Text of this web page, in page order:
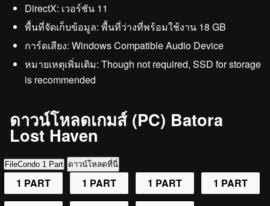
DirectX: เวอร์ชัน 11
พื้นที่จัดเก็บข้อมูล: พื้นที่ว่างที่พร้อมใช้งาน 18 GB
การ์ดเสียง: Windows Compatible Audio Device
หมายเหตุเพิ่มเติม: Though not required, SSD for storage
is recommended
ดาวน์โหลดเกมส์ (PC) Batora
Lost Haven
FileCondo 1 Part ดาวน์โหลดที่นี่
1 PART 1 PART 1 PART 1 PART